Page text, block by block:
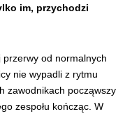
im, przychodzi
od normalnych
nie wypadli z rytmu
zawodnikach począwszy
zespołu kończąc. W